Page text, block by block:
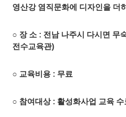
영산강 염직문화에 디자인을 더
○ 장 소 : 전남 나주시 다시면 무
전수교육관)
○ 교육비용 : 무료
○ 참여대상 : 활성화사업 교육 수